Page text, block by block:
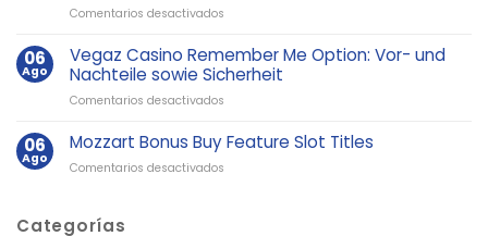
Comentarios desactivados
Monitoring:
Metrics,
Practices
06
Ago
Vegaz Casino Remember Me Option: Vor- und
Nachteile sowie Sicherheit
Comentarios desactivados
Casino
06
Ago
Mozzart Bonus Buy Feature Slot Titles
Comentarios desactivados
Categorías